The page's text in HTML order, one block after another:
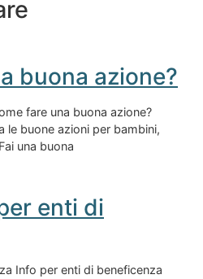
buona azione?
fare una buona azione?
le buone azioni per bambini,
una buona
enti di
Info per enti di beneficenza